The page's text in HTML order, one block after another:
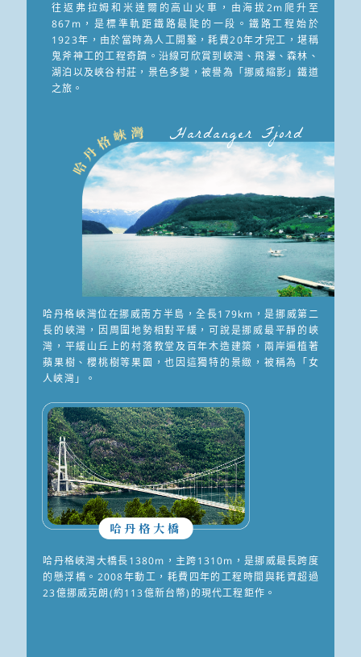
往返弗拉姆和米達爾的高山火車，由海拔2m爬升至
867m，是標準軌距鐵路最陡的一段。鐵路工程始於
1923年，由於當時為人工開鑿，耗費20年才完工，堪稱
鬼斧神工的工程奇蹟。沿線可欣賞到峽灣、飛瀑、森林、
湖泊以及峽谷村莊，景色多變，被譽為「挪威縮影」鐵道
之旅。
Hardanger Fjord
哈丹格峽灣位在挪威南方半島，全長179km，是挪威第二
長的峽灣，因周圍地勢相對平緩，可說是挪威最平靜的峽
灣，平緩山丘上的村落教堂及百年木造建築，兩岸遍植著
蘋果樹、櫻桃樹等果園，也因這獨特的景緻，被稱為「女
人峽灣」。
哈丹格大橋
哈丹格峽灣大橋長1380m，主跨1310m，是挪威最長跨度
的懸浮橋。2008年動工，耗費四年的工程時間與耗資超過
23億挪威克朗(約113億新台幣)的現代工程鉅作。